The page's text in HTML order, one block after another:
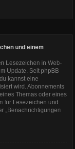
und einem
Lesezeichen in Web-
Update. Seit phpBB
kannst eine
wird. Abonnements
Themas oder eines
für Lesezeichen und
„Benachrichtigungen